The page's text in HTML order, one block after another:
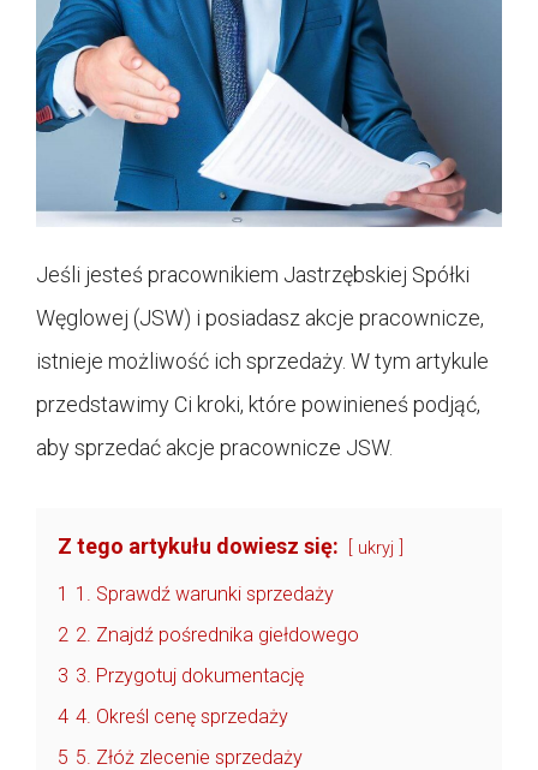
Jeśli jesteś pracownikiem Jastrzębskiej Spółki
Węglowej (JSW) i posiadasz akcje pracownicze,
istnieje możliwość ich sprzedaży. W tym artykule
przedstawimy Ci kroki, które powinieneś podjąć,
aby sprzedać akcje pracownicze JSW.
Z tego artykułu dowiesz się: ukryj
1 1. Sprawdź warunki sprzedaży
2 2. Znajdź pośrednika giełdowego
3 3. Przygotuj dokumentację
4 4. Określ cenę sprzedaży
5 5. Złóż zlecenie sprzedaży